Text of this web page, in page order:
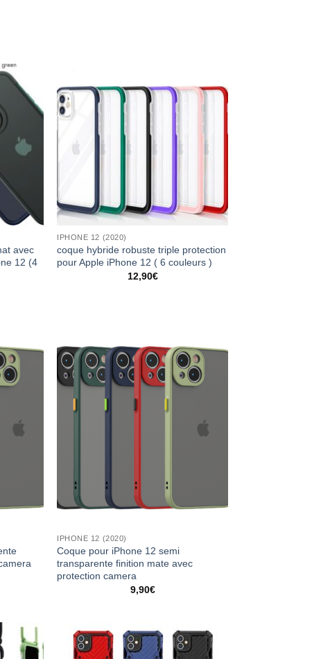
avec
12 (4
IPHONE 12 (2020)
coque hybride robuste triple protection
pour Apple iPhone 12 ( 6 couleurs )
12,90€
IPHONE 12 (2020)
Coque pour iPhone 12 semi
transparente finition mate avec
protection camera
9,90€